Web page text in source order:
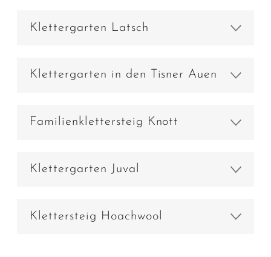
Klettergarten Latsch
Klettergarten in den Tisner Auen
Familienklettersteig Knott
Klettergarten Juval
Klettersteig Hoachwool